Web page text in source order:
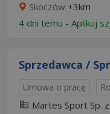
Skoczów +3km
4 dni temu - Aplikuj
Sprzedawca /
Umowa o pracę
Martes Sport Sp.